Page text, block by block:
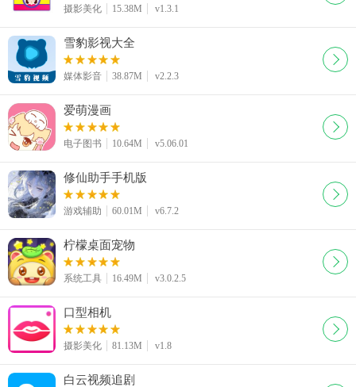
摄影美化 15.38M v1.3.1
雪豹影视大全
媒体影音 38.87M v2.2.3
爱萌漫画
电子图书 10.64M v5.06.01
修仙助手手机版
游戏辅助 60.01M v6.7.2
柠檬桌面宠物
系统工具 16.49M v3.0.2.5
口型相机
摄影美化 81.13M v1.8
白云视频追剧